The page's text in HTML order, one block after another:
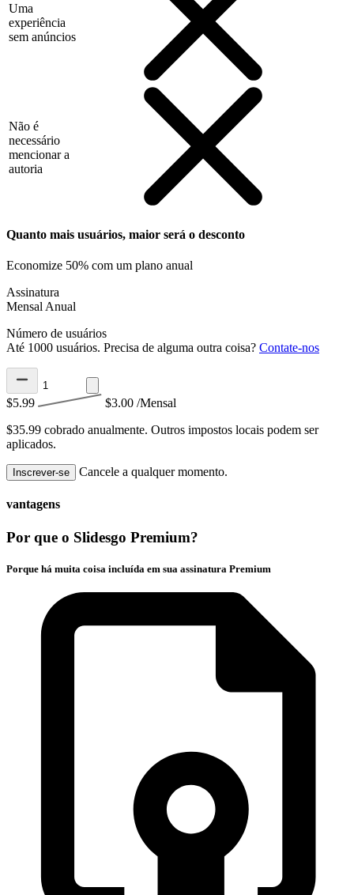
Uma
experiência
sem anúncios
Não é
necessário
mencionar a
autoria
Quanto mais usuários, maior será o desconto
Economize 50% com um plano anual
Assinatura
Mensal Anual
Número de usuários
Até 1000 usuários. Precisa de alguma outra coisa? Contate-nos
$5.99 $3.00 /Mensal
$35.99 cobrado anualmente. Outros impostos locais podem ser
aplicados.
Inscrever-se Cancele a qualquer momento.
vantagens
Por que o Slidesgo Premium?
Porque há muita coisa incluída em sua assinatura Premium